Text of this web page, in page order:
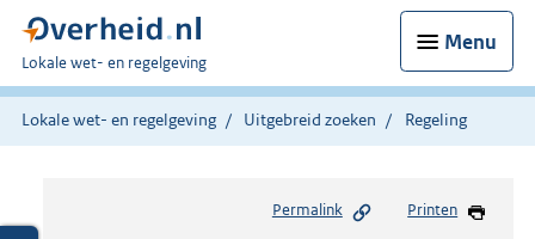
Menu
U
bent
hier:
Lokale wet- en regelgeving
Lokale wet- en regelgeving Uitgebreid zoeken Regeling
Permalink Printen